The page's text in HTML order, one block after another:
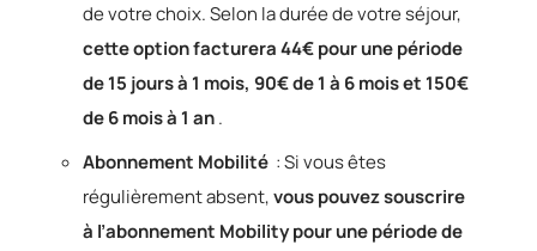
de votre choix. Selon la durée de votre séjour,
cette option facturera 44€ pour une période
de 15 jours à 1 mois, 90€ de 1 à 6 mois et 150€
de 6 mois à 1 an.
Abonnement Mobilité : Si vous êtes
régulièrement absent,vous pouvez souscrire
à l’abonnement Mobility pour une période de